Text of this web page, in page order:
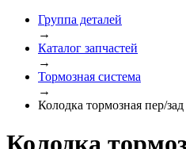
Группа деталей
→
Каталог запчастей
→
Тормозная система
→
Колодка тормозная пер/